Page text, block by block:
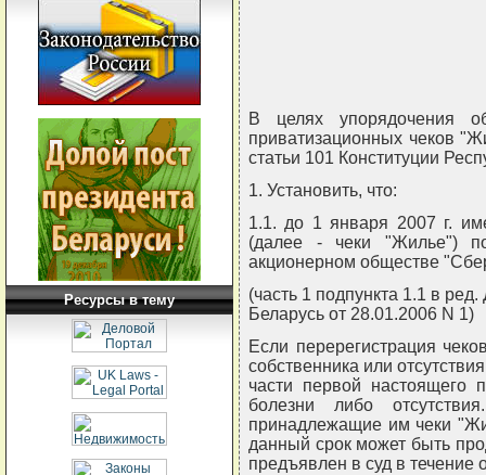
Ресурсы в тему
В целях упорядочения
приватизационных чеков
статьи 101 Конституции
1. Установить, что:
1.1. до 1 января 2007 г.
(далее - чеки "Жилье")
акционерном обществе
(часть 1 подпункта 1.1 в
Беларусь от 28.01.2006 N 1)
Если перерегистрация
собственника или
части первой настоящего
болезни либо
принадлежащие им чеки
данный срок может быть
предъявлен в суд в течение